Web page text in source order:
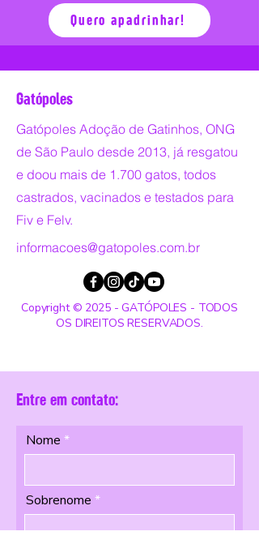
Quero apadrinhar!
Gatópoles
Gatópoles Adoção de Gatinhos, ONG
de São Paulo desde 2013, já resgatou
e doou mais de 1.700 gatos, todos
castrados, vacinados e testados para
Fiv e Felv.
informacoes@gatopoles.com.br
Copyright © 2025 - GATÓPOLES - TODOS
OS DIREITOS RESERVADOS.
Entre em contato:
Nome
Sobrenome